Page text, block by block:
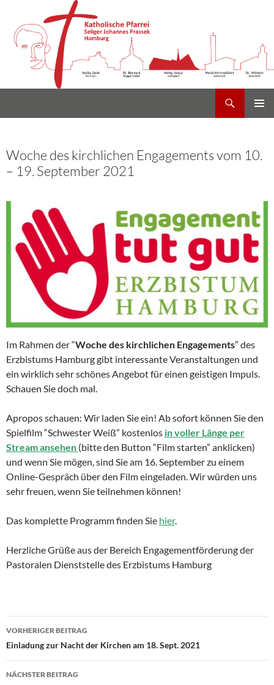
Woche des kirchlichen Engagements vom 10.
– 19. September 2021
Im Rahmen der “Woche des kirchlichen Engagements” des
Erzbistums Hamburg gibt interessante Veranstaltungen und
ein wirklich sehr schönes Angebot für einen geistigen Impuls.
Schauen Sie doch mal.
Apropos schauen: Wir laden Sie ein! Ab sofort können Sie den
Spielfilm “Schwester Weiß” kostenlos in voller Länge per
Stream ansehen (bitte den Button “Film starten” anklicken)
und wenn Sie mögen, sind Sie am 16. September zu einem
Online-Gespräch über den Film eingeladen. Wir würden uns
sehr freuen, wenn Sie teilnehmen können!
Das komplette Programm finden Sie hier.
Herzliche Grüße aus der Bereich Engagementförderung der
Pastoralen Dienststelle des Erzbistums Hamburg
Beitragsnavigation
VORHERIGER BEITRAG
Einladung zur Nacht der Kirchen am 18. Sept. 2021
NÄCHSTER BEITRAG